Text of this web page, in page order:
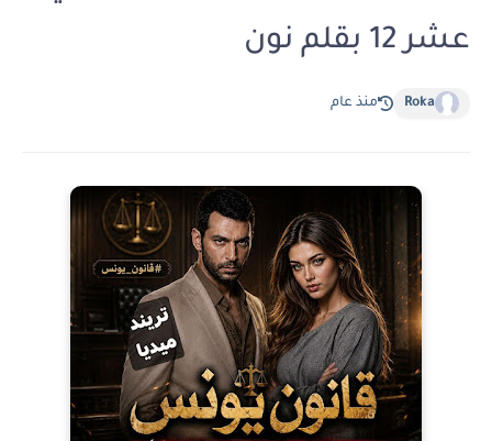
عشر 12 بقلم نون
Roka منذ عام